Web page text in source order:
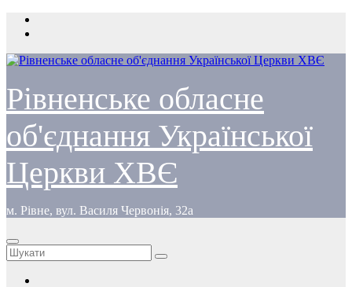
Перейти
Рівненське обласне
об'єднання Української
Церкви ХВЄ
м. Рівне, вул. Василя Червонія, 32а